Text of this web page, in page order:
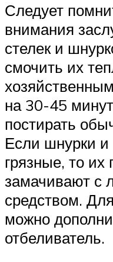
Следует
внимания
стелек и
смочить их
на 30-45
постирать
Если шнурки и
грязные, то их
замачивают
средством.
можно
отбеливатель.